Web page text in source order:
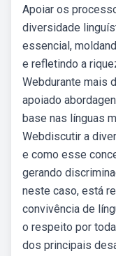
Apoiar os
diversidade
essencial,
e refletindo a
Webdurante mais
apoiado
base nas línguas
Webdiscutir a
e como esse
gerando
neste caso, está
convivência de
o respeito por
dos principais